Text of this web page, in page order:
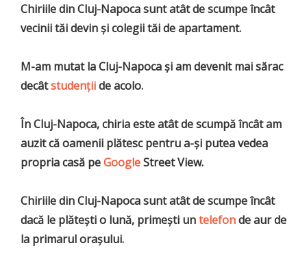
Chiriile din Cluj-Napoca sunt atât de scumpe încât
vecinii tăi devin şi colegii tăi de apartament.
M-am mutat la Cluj-Napoca şi am devenit mai sărac
decâtstudenţiide acolo.
În Cluj-Napoca, chiria este atât de scumpă încât am
auzit că oamenii plătesc pentru a-şi putea vedea
propria casă peGoogleStreet View.
Chiriile din Cluj-Napoca sunt atât de scumpe încât
dacă le plăteşti o lună, primeşti untelefonde aur de
la primarul oraşului.